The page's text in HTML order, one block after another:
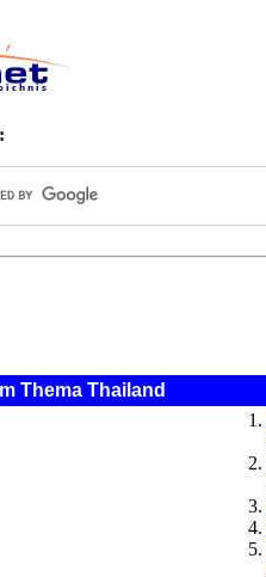
Thema Thailand